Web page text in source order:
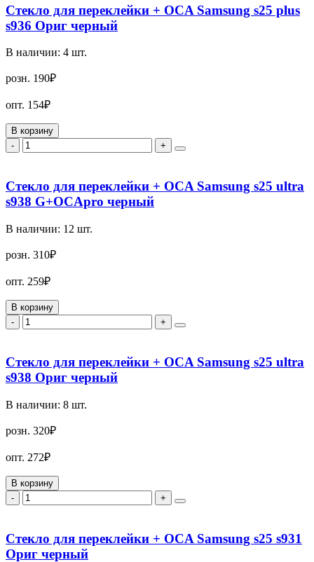
Стекло для переклейки + OCA Samsung s25 plus
s936 Ориг черный
В наличии: 4 шт.
розн. 190₽
опт. 154₽
В корзину
-
+
Стекло для переклейки + OCA Samsung s25 ultra
s938 G+OCApro черный
В наличии: 12 шт.
розн. 310₽
опт. 259₽
В корзину
-
+
Стекло для переклейки + OCA Samsung s25 ultra
s938 Ориг черный
В наличии: 8 шт.
розн. 320₽
опт. 272₽
В корзину
-
+
Стекло для переклейки + OCA Samsung s25 s931
Ориг черный